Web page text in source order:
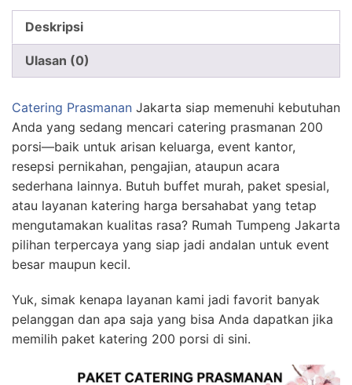
Deskripsi
Ulasan (0)
Catering Prasmanan Jakarta siap memenuhi kebutuhan
Anda yang sedang mencari catering prasmanan 200
porsi—baik untuk arisan keluarga, event kantor,
resepsi pernikahan, pengajian, ataupun acara
sederhana lainnya. Butuh buffet murah, paket spesial,
atau layanan katering harga bersahabat yang tetap
mengutamakan kualitas rasa? Rumah Tumpeng Jakarta
pilihan terpercaya yang siap jadi andalan untuk event
besar maupun kecil.
Yuk, simak kenapa layanan kami jadi favorit banyak
pelanggan dan apa saja yang bisa Anda dapatkan jika
memilih paket katering 200 porsi di sini.